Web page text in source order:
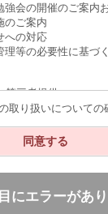
強会の開催のご案内
のご案内
への対応
理等の必要性に基づ
第三者提供
の共同利用および第
委託
個人情報保護水準を
準を守るように定め
取り扱いについての
同意する